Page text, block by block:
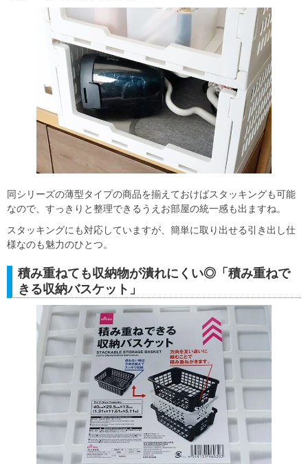
同シリーズの薄型タイプの商品を揃えておけばスタッキングも可能
なので、すっきりと整理できるうえお部屋の統一感も出ますね。
スタッキングにも対応していますが、簡単に取り出せる引き出し仕
様なのも魅力のひとつ。
積み重ねても収納物が潰れにくい◎「積み重ねで
きる収納バスケット」